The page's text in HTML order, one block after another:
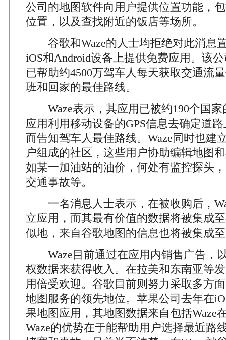
公司的地图软件向用户提供位置功能，
位置，以及查找附近的饭店等场所。
谷歌和Waze的人士均拒绝对此消息置
iOS和Android设备上提供免费应用。该
已帮助约4500万驾车人每天获取交通流
班和回家的最佳路线。
Waze表示，其应用已被约190个国家
应用利用移动设备的GPS信息去确定道
而告知驾车人最佳路线。Waze同时也建
户组成的社区，这些用户协助编辑地图
如某一加油站的油价，何处有监控探头
交通事故等。
一名消息人士表示，在被收购后，
立应用，而其最有价值的数据将被集成
似地，来自谷歌地图的信息也将被集成至
Waze目前通过在应用内销售广告，
权数据来获得收入。在拉美和东南亚等
用倍受欢迎。谷歌目前则努力采取多方
地图服务的领先地位。苹果公司去年在
果地图应用，其地图数据来自包括Waze
Waze的优势在于能帮助用户选择最近路